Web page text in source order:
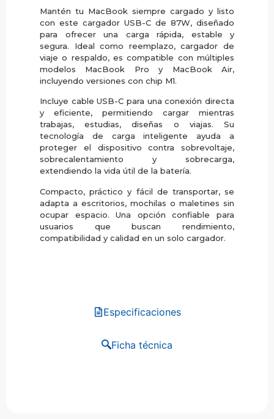
Especificaciones
Ficha técnica
Mantén tu MacBook siempre cargado y listo
con este cargador USB-C de 87W, diseñado
para ofrecer una carga rápida, estable y
segura. Ideal como reemplazo, cargador de
viaje o respaldo, es compatible con múltiples
modelos MacBook Pro y MacBook Air,
incluyendo versiones con chip M1.
Incluye cable USB-C para una conexión directa
y eficiente, permitiendo cargar mientras
trabajas, estudias, diseñas o viajas. Su
tecnología de carga inteligente ayuda a
proteger el dispositivo contra sobrevoltaje,
sobrecalentamiento y sobrecarga,
extendiendo la vida útil de la batería.
Compacto, práctico y fácil de transportar, se
adapta a escritorios, mochilas o maletines sin
ocupar espacio. Una opción confiable para
usuarios que buscan rendimiento,
compatibilidad y calidad en un solo cargador.